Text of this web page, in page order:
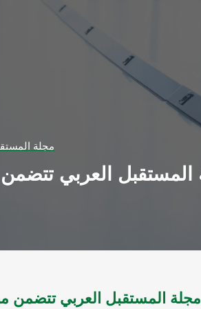
مجلة المستقبل
مجلة المستقبل العربي تتضمن